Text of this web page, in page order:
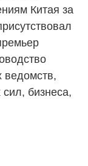
Китая за
ведомств,
бизнеса,